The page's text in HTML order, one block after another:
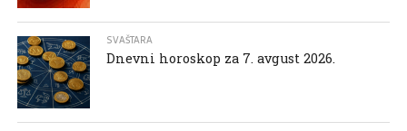
SVAŠTARA
Dnevni horoskop za 7. avgust 2026.